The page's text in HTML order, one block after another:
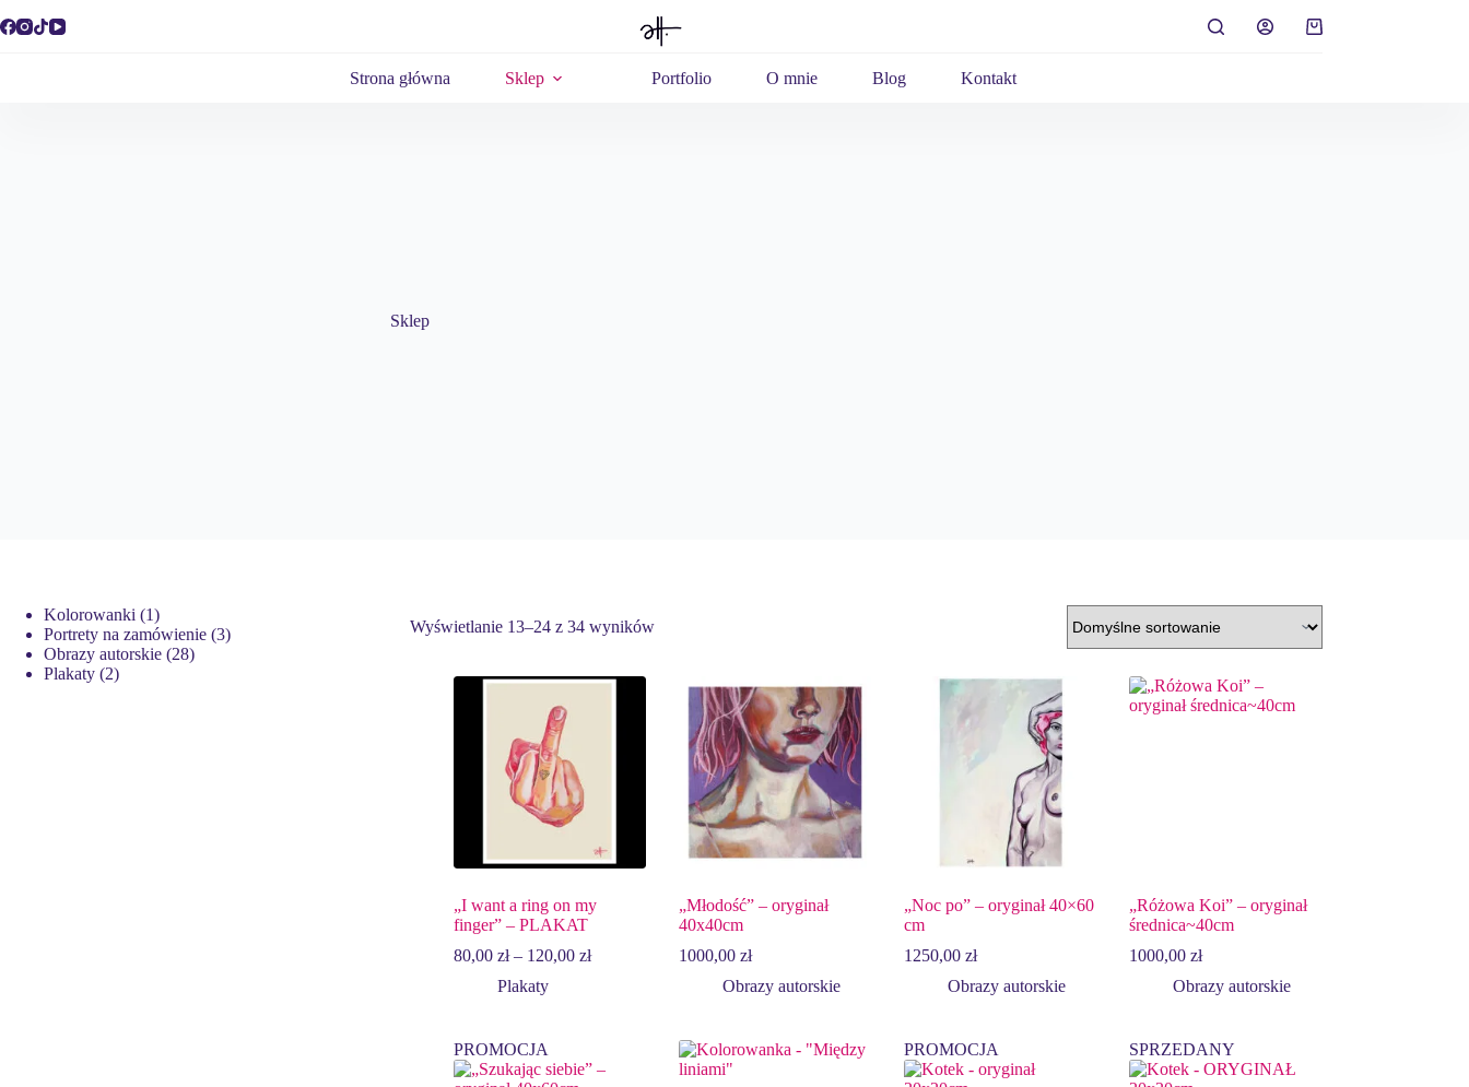
do
Koszyk
Strona główna Sklep Portfolio O mnie Blog Kontakt
Sklep
Wyświetlanie 13–24 z 34 wyników
„I want a ring on my
finger” – PLAKAT
80,00 zł – 120,00 złZakres
Plakaty
„Młodość” – oryginał
40x40cm
1000,00zł
Obrazy autorskie
„Noc po” – oryginał 40×60
cm
1250,00zł
Obrazy autorskie
„Różowa Koi” – oryginał
średnica~40cm
1000,00zł
Obrazy autorskie
PROMOCJA PROMOCJA SPRZEDANY
Kolorowanki 11
produkt
Portrety na zamówienie 33
Obrazy autorskie 2828
Plakaty 22